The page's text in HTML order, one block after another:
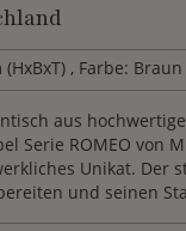
, Farbe: Braun
aus
Serie ROMEO von
Unikat. Der
und seinen